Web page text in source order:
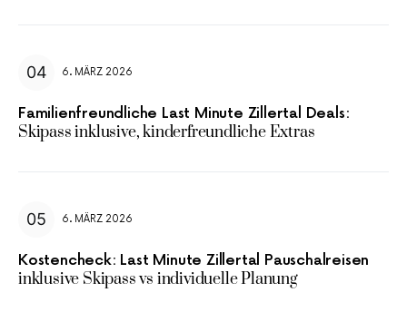
6. MÄRZ 2026
Familienfreundliche Last Minute Zillertal Deals:
Skipass inklusive, kinderfreundliche Extras
6. MÄRZ 2026
Kostencheck: Last Minute Zillertal Pauschalreisen
inklusive Skipass vs individuelle Planung